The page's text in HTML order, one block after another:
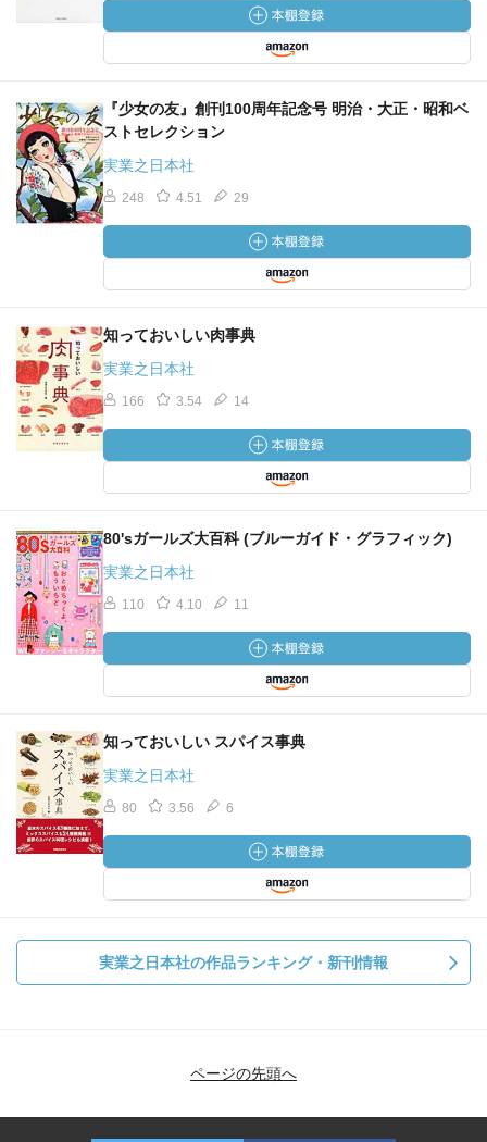
『少女の友』創刊100周年記念号 明治・大正・昭和ベ
ストセレクション
実業之日本社
248 4.51 29
知っておいしい肉事典
実業之日本社
166 3.54 14
80'sガールズ大百科 (ブルーガイド・グラフィック)
実業之日本社
110 4.10 11
知っておいしい スパイス事典
実業之日本社
80 3.56 6
実業之日本社の作品ランキング・新刊情報
ページの先頭へ